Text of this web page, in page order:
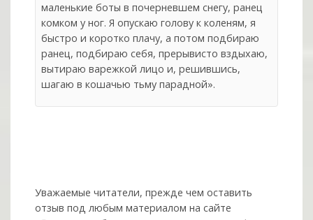
маленькие боты в почерневшем снегу, ранец
комком у ног. Я опускаю голову к коленям, я
быстро и коротко плачу, а потом подбираю
ранец, подбираю себя, прерывисто вздыхаю,
вытираю варежкой лицо и, решившись,
шагаю в кошачью тьму парадной».
Уважаемые читатели, прежде чем оставить
отзыв под любым материалом на сайте